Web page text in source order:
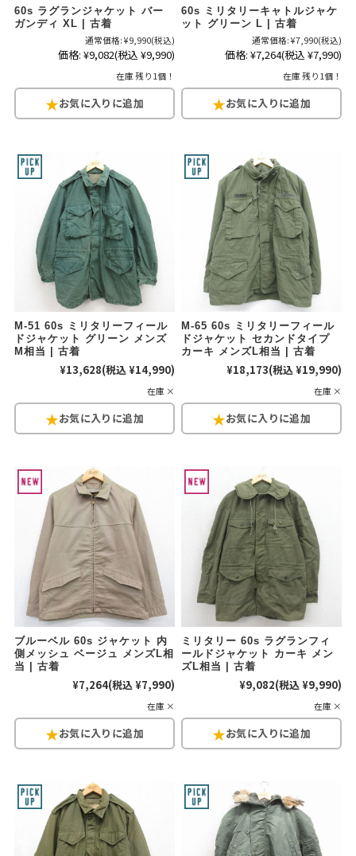
60s ラグランジャケット バー
ガンディ XL | 古着
通常価格: ¥9,990(税込)
価格: ¥9,082(税込 ¥9,990)
在庫 残り1個！
60s ミリタリーキャトルジャケ
ット グリーン L | 古着
通常価格: ¥7,990(税込)
価格: ¥7,264(税込 ¥7,990)
在庫 残り1個！
M-51 60s ミリタリーフィール
ドジャケット グリーン メンズ
M相当 | 古着
¥13,628(税込 ¥14,990)
在庫 ×
M-65 60s ミリタリーフィール
ドジャケット セカンドタイプ
カーキ メンズL相当 | 古着
¥18,173(税込 ¥19,990)
在庫 ×
ブルーベル 60s ジャケット 内
側メッシュ ベージュ メンズL相
当 | 古着
¥7,264(税込 ¥7,990)
在庫 ×
ミリタリー 60s ラグランフィ
ールドジャケット カーキ メン
ズL相当 | 古着
¥9,082(税込 ¥9,990)
在庫 ×